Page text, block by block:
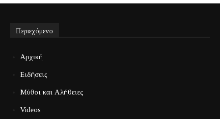
Περιεχόμενο
Αρχική
Ειδήσεις
Μύθοι και Αλήθειες
Videos